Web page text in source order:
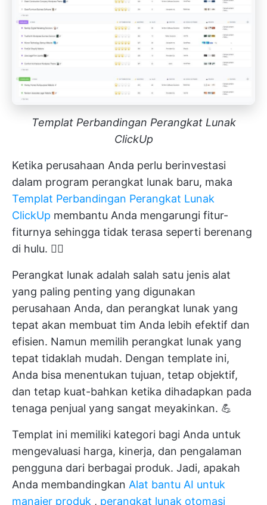
Templat Perbandingan Perangkat Lunak
ClickUp
Ketika perusahaan Anda perlu berinvestasi
dalam program perangkat lunak baru, maka
Templat Perbandingan Perangkat Lunak
ClickUp membantu Anda mengarungi fitur-
fiturnya sehingga tidak terasa seperti berenang
di hulu. 🏊‍♀️
Perangkat lunak adalah salah satu jenis alat
yang paling penting yang digunakan
perusahaan Anda, dan perangkat lunak yang
tepat akan membuat tim Anda lebih efektif dan
efisien. Namun memilih perangkat lunak yang
tepat tidaklah mudah. Dengan template ini,
Anda bisa menentukan tujuan, tetap objektif,
dan tetap kuat-bahkan ketika dihadapkan pada
tenaga penjual yang sangat meyakinkan. 💪
Templat ini memiliki kategori bagi Anda untuk
mengevaluasi harga, kinerja, dan pengalaman
pengguna dari berbagai produk. Jadi, apakah
Anda membandingkan Alat bantu AI untuk
manajer produk , perangkat lunak otomasi